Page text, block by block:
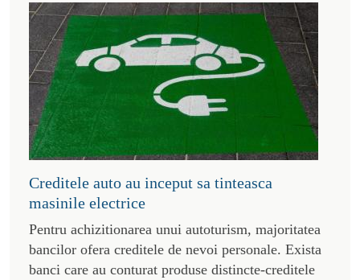
Creditele auto au inceput sa tinteasca
masinile electrice
Pentru achizitionarea unui autoturism, majoritatea
bancilor ofera creditele de nevoi personale. Exista
banci care au conturat produse distincte-creditele